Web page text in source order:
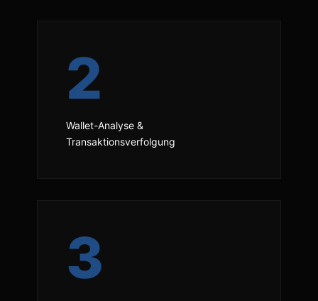
2
Wallet-Analyse &
Transaktionsverfolgung
3